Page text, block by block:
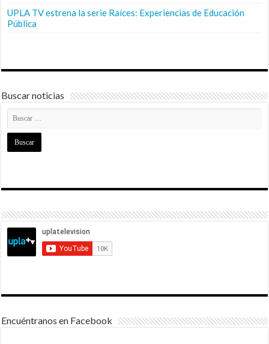
UPLA TV estrena la serie Raíces: Experiencias de Educación
Pública
Buscar noticias
Encuéntranos en Facebook